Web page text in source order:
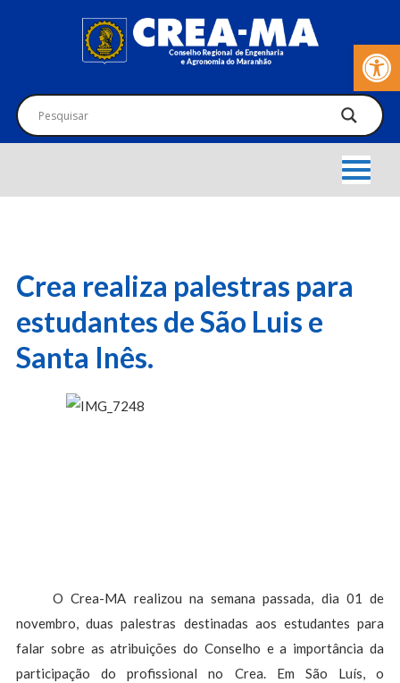
Barra de
Crea realiza palestras para
estudantes de São Luis e
Santa Inês.
O Crea-MA realizou na semana passada, dia 01 de
novembro, duas palestras destinadas aos estudantes para
falar sobre as atribuições do Conselho e a importância da
participação do profissional no Crea. Em São Luís, o